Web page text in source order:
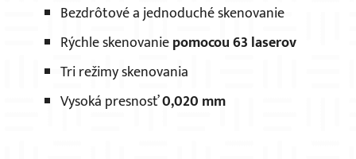
Bezdrôtové a jednoduché skenovanie
Rýchle skenovaniepomocou63 laserov
Tri režimy skenovania
Vysoká presnosť0,020 mm